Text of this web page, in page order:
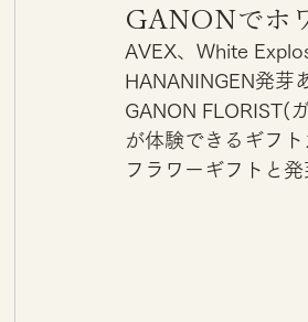
GANONでホ
AVEX、White
HANANINGEN発芽
GANON FLORIST(
が体験できるギフ
フラワーギフトと